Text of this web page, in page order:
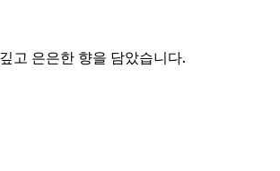
고 은은한 향을 담았습니다.